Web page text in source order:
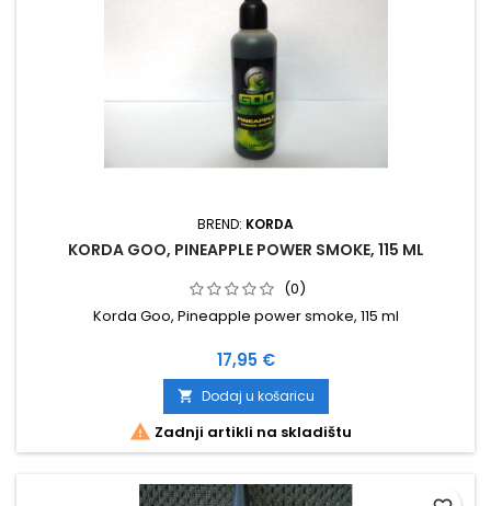
BREND: KORDA
KORDA GOO, PINEAPPLE POWER SMOKE, 115 ML
(0)
Korda Goo, Pineapple power smoke, 115 ml
Cijena
17,95 €
 Dodaj u košaricu
 Zadnji artikli na skladištu